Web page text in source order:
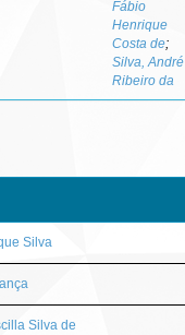
Fábio
Henrique
Costa de;
Silva, André
Ribeiro da
Silva
Silva de